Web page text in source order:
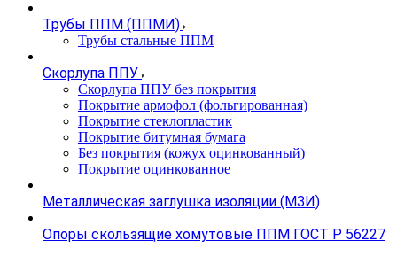
Трубы ППМ (ППМИ)
Трубы стальные ППМ
Скорлупа ППУ
Скорлупа ППУ без покрытия
Покрытие армофол (фольгированная)
Покрытие стеклопластик
Покрытие битумная бумага
Без покрытия (кожух оцинкованный)
Покрытие оцинкованное
Металлическая заглушка изоляции (МЗИ)
Опоры скользящие хомутовые ППМ ГОСТ Р 56227